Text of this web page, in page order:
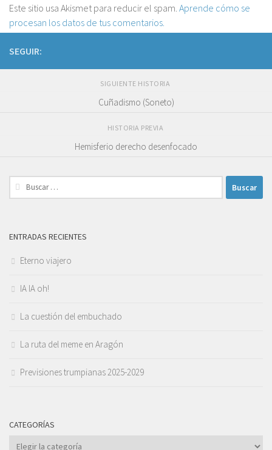
Este sitio usa Akismet para reducir el spam. Aprende cómo se
procesan los datos de tus comentarios.
SEGUIR:
SIGUIENTE HISTORIA
Cuñadismo (Soneto)
HISTORIA PREVIA
Hemisferio derecho desenfocado
Buscar:
ENTRADAS RECIENTES
Eterno viajero
IA IA oh!
La cuestión del embuchado
La ruta del meme en Aragón
Previsiones trumpianas 2025-2029
CATEGORÍAS
Categorías